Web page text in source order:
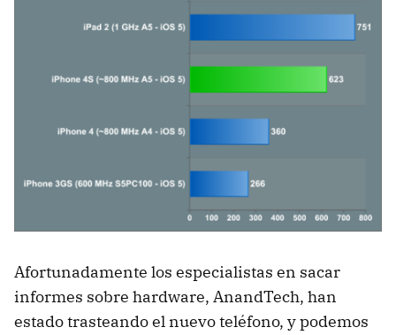
Afortunadamente los especialistas en sacar
informes sobre hardware, AnandTech, han
estado trasteando el nuevo teléfono, y podemos